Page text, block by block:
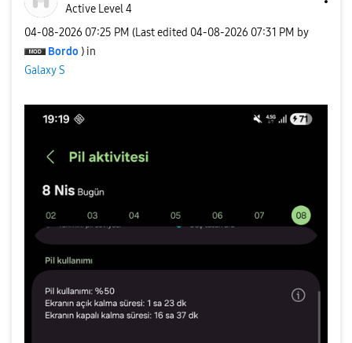
Active Level 4
‎04-08-2026 07:25 PM (Last edited ‎04-08-2026 07:31 PM by
Bordo ) in
Galaxy S